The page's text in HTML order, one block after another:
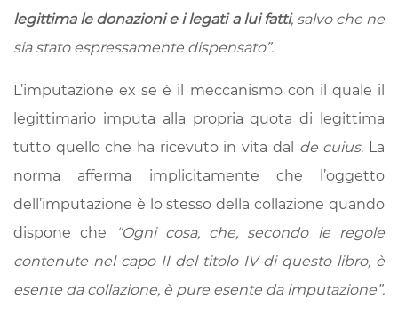
legittima le donazioni e i legati a lui fatti, salvo che ne
sia stato espressamente dispensato”.
L’imputazione ex se è il meccanismo con il quale il
legittimario imputa alla propria quota di legittima
tutto quello che ha ricevuto in vita dal de cuius. La
norma afferma implicitamente che l’oggetto
dell’imputazione è lo stesso della collazione quando
dispone che
“Ogni cosa, che, secondo le regole
contenute nel capo II del titolo IV di questo libro, è
esente da collazione, è pure esente da imputazione”.